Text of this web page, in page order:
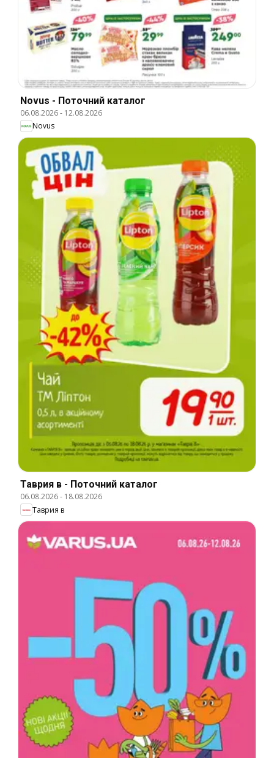
Novus - Поточний каталог
06.08.2026- 12.08.2026
Novus
Таврия в - Поточний каталог
06.08.2026- 18.08.2026
Таврия в